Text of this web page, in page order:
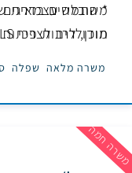
משתמשים בדרגים
מודולרית לצרכי ILS פנימיים וחיצוניים בפרויקט.
* הובלה עצמאית
תוכן, לרבות
משרה מלאה שפלה
חמה